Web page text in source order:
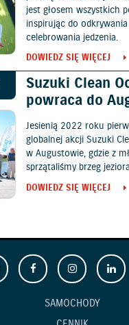
jest głosem wszystkich
inspirując do
celebrowania jedzenia.
DOWIEDZ SIĘ WIĘCEJ
Suzuki Clean
powraca do
Jesienią 2022 roku
globalnej akcji Suzuki
w Augustowie, gdzie z
sprzątaliśmy brzeg
DOWIEDZ SIĘ WIĘCEJ
SAMOCHODY